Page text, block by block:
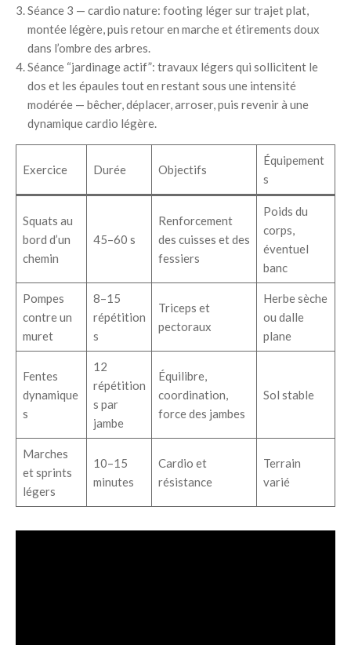
Séance 3 — cardio nature: footing léger sur trajet plat,
montée légère, puis retour en marche et étirements doux
dans l’ombre des arbres.
Séance “jardinage actif”: travaux légers qui sollicitent le
dos et les épaules tout en restant sous une intensité
modérée — bêcher, déplacer, arroser, puis revenir à une
dynamique cardio légère.
Exercice Durée Objectifs
Équipement
s
Squats au
bord d’un
chemin
45–60 s
Renforcement
des cuisses et des
fessiers
Poids du
corps,
éventuel
banc
Pompes
contre un
muret
8–15
répétition
s
Triceps et
pectoraux
Herbe sèche
ou dalle
plane
Fentes
dynamique
s
12
répétition
s par
jambe
Équilibre,
coordination,
force des jambes
Sol stable
Marches
et sprints
légers
10–15
minutes
Cardio et
résistance
Terrain
varié